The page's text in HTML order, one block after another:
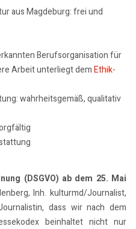
aus Magdeburg: frei und
Berufsorganisation für
Arbeit unterliegt demEthik-
wahrheitsgemäß, qualitativ
(DSGVO) ab dem 25. Mai
Inh. kulturmd/Journalist,
dass wir nach dem
beinhaltet nicht nur